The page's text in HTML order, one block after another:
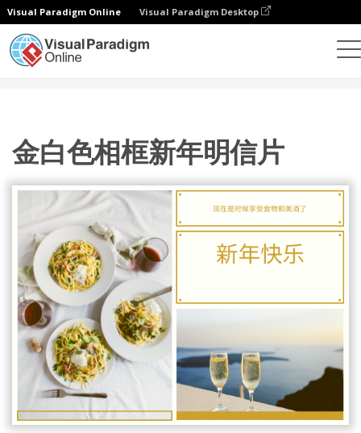
Visual Paradigm Online Visual Paradigm Desktop
金白色相框新年明信片